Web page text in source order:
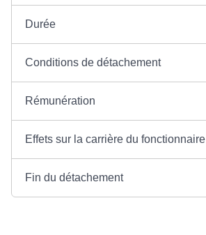
Durée
Conditions de détachement
Rémunération
Effets sur la carrière du fonctionnaire
Fin du détachement